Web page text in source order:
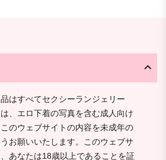
はすべてセクシーランジェリー
、エロ下着の写真を含む成人向け
のウェブサイトの内容を未成年の
お願いいたします。このウェブサ
あなたは18歳以上であることを証